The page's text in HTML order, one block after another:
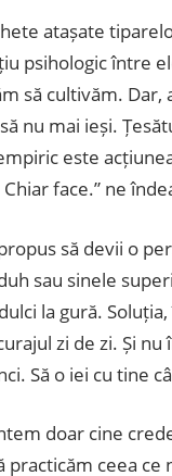
atașate
psihologic între
să cultivăm. Dar,
nu mai ieși.
este
face.” ne
să devii o
sau sinele
la gură.
zi de zi. Și
Să o iei cu tine
doar cine
practicăm ceea